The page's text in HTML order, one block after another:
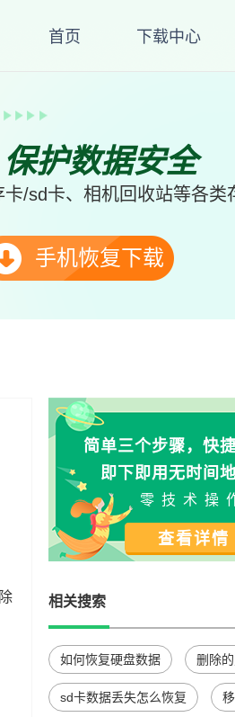
首页 下载中心
护数据安全
/sd卡、相机回收站等各类
手机恢复下载
简单三个步骤，快
即下即用无时间
零技术操
查看详情
相关搜索
如何恢复硬盘数据 删除
sd卡数据丢失怎么恢复